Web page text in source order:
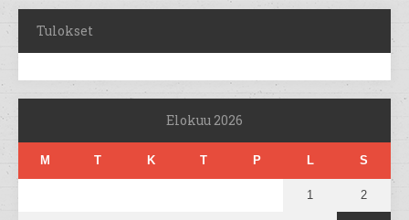
Tulokset
Elokuu 2026
M T K T P L S
1 2